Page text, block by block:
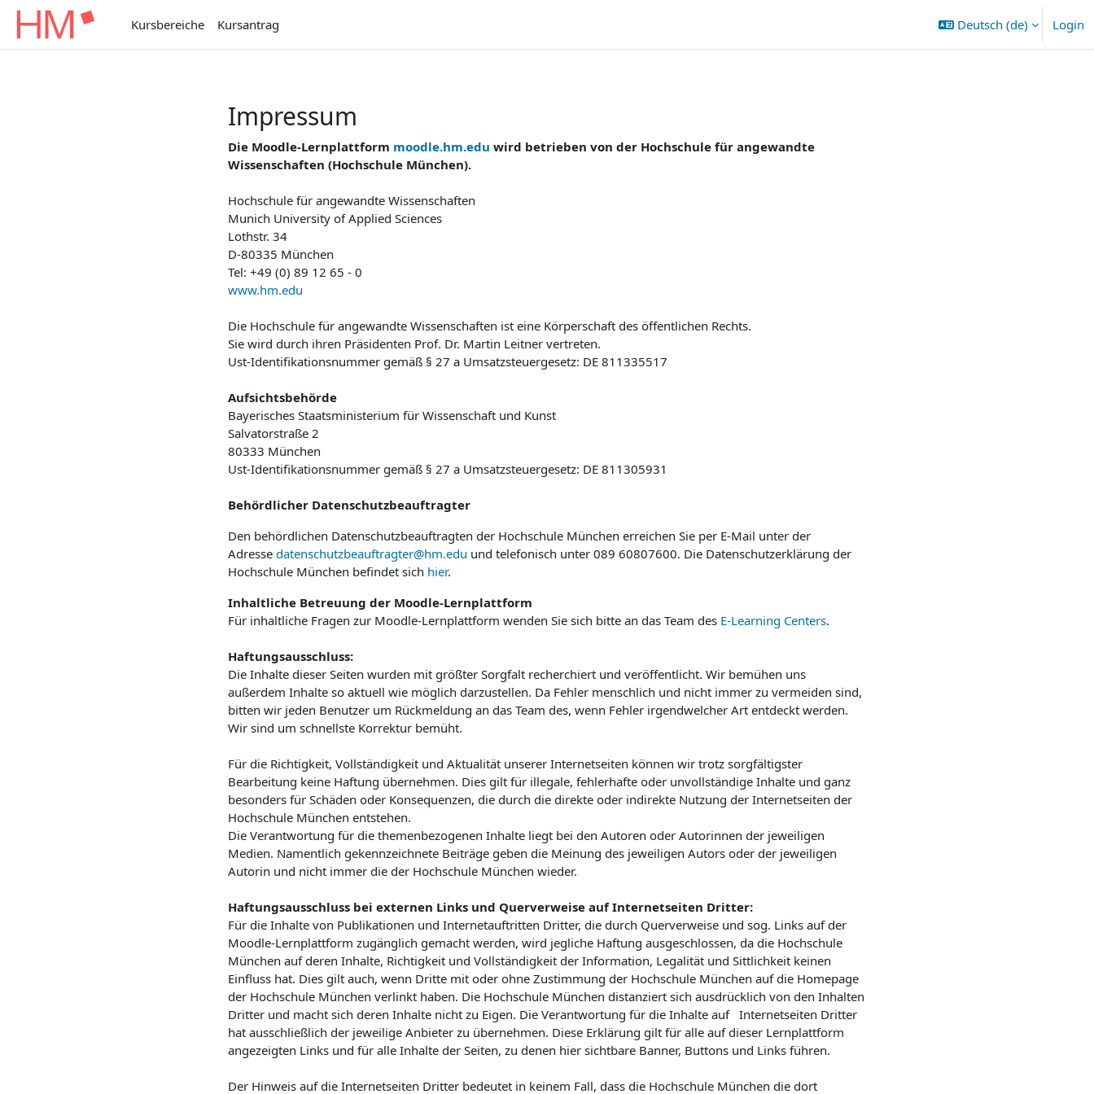
Zum Hauptinhalt
Kursbereiche
Kursantrag Deutsch ‎(de)‎ Login
Impressum
Die Moodle-Lernplattform moodle.hm.edu wird betrieben von der Hochschule für angewandte
Wissenschaften (Hochschule München).
Hochschule für angewandte Wissenschaften
Munich University of Applied Sciences
Lothstr. 34
D-80335 München
Tel: +49 (0) 89 12 65 - 0
www.hm.edu
Die Hochschule für angewandte Wissenschaften ist eine Körperschaft des öffentlichen Rechts.
Sie wird durch ihren Präsidenten Prof. Dr. Martin Leitner vertreten.
Ust-Identifikationsnummer gemäß § 27 a Umsatzsteuergesetz: DE 811335517
Aufsichtsbehörde
Bayerisches Staatsministerium für Wissenschaft und Kunst
Salvatorstraße 2
80333 München
Ust-Identifikationsnummer gemäß § 27 a Umsatzsteuergesetz: DE 811305931
Behördlicher Datenschutzbeauftragter
Den behördlichen Datenschutzbeauftragten der Hochschule München erreichen Sie per E-Mail unter der
Adresse datenschutzbeauftragter@hm.edu und telefonisch unter 089 60807600. Die Datenschutzerklärung der
Hochschule München befindet sich hier.
Inhaltliche Betreuung der Moodle-Lernplattform
Für inhaltliche Fragen zur Moodle-Lernplattform wenden Sie sich bitte an das Team des E-Learning Centers.
Haftungsausschluss:
Die Inhalte dieser Seiten wurden mit größter Sorgfalt recherchiert und veröffentlicht. Wir bemühen uns
außerdem Inhalte so aktuell wie möglich darzustellen. Da Fehler menschlich und nicht immer zu vermeiden sind,
bitten wir jeden Benutzer um Rückmeldung an das Team des, wenn Fehler irgendwelcher Art entdeckt werden.
Wir sind um schnellste Korrektur bemüht.
Für die Richtigkeit, Vollständigkeit und Aktualität unserer Internetseiten können wir trotz sorgfältigster
Bearbeitung keine Haftung übernehmen. Dies gilt für illegale, fehlerhafte oder unvollständige Inhalte und ganz
besonders für Schäden oder Konsequenzen, die durch die direkte oder indirekte Nutzung der Internetseiten der
Hochschule München entstehen.
Die Verantwortung für die themenbezogenen Inhalte liegt bei den Autoren oder Autorinnen der jeweiligen
Medien. Namentlich gekennzeichnete Beiträge geben die Meinung des jeweiligen Autors oder der jeweiligen
Autorin und nicht immer die der Hochschule München wieder.
Haftungsausschluss bei externen Links und Querverweise auf Internetseiten Dritter:
Für die Inhalte von Publikationen und Internetauftritten Dritter, die durch Querverweise und sog. Links auf der
Moodle-Lernplattform zugänglich gemacht werden, wird jegliche Haftung ausgeschlossen, da die Hochschule
München auf deren Inhalte, Richtigkeit und Vollständigkeit der Information, Legalität und Sittlichkeit keinen
Einfluss hat. Dies gilt auch, wenn Dritte mit oder ohne Zustimmung der Hochschule München auf die Homepage
der Hochschule München verlinkt haben. Die Hochschule München distanziert sich ausdrücklich von den Inhalten
Dritter und macht sich deren Inhalte nicht zu Eigen. Die Verantwortung für die Inhalte auf Internetseiten Dritter
hat ausschließlich der jeweilige Anbieter zu übernehmen. Diese Erklärung gilt für alle auf dieser Lernplattform
angezeigten Links und für alle Inhalte der Seiten, zu denen hier sichtbare Banner, Buttons und Links führen.
Der Hinweis auf die Internetseiten Dritter bedeutet in keinem Fall, dass die Hochschule München die dort